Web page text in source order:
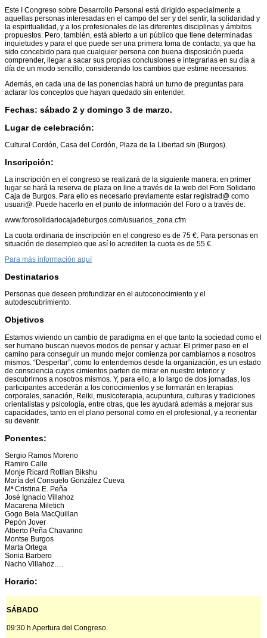
Este I Congreso sobre Desarrollo Personal está dirigido especialmente a
aquellas personas interesadas en el campo del ser y del sentir, la solidaridad y
la espiritualidad, y a los profesionales de las diferentes disciplinas y ámbitos
propuestos. Pero, también, está abierto a un público que tiene determinadas
inquietudes y para el que puede ser una primera toma de contacto, ya que ha
sido concebido para que cualquier persona con buena disposición pueda
comprender, llegar a sacar sus propias conclusiones e integrarlas en su día a
día de un modo sencillo, considerando los cambios que estime necesarios.
Además, en cada una de las ponencias habrá un turno de preguntas para
aclarar los conceptos que hayan quedado sin entender.
Fechas: sábado 2 y domingo 3 de marzo.
Lugar de celebración:
Cultural Cordón, Casa del Cordón, Plaza de la Libertad s/n (Burgos).
Inscripción:
La inscripción en el congreso se realizará de la siguiente manera: en primer
lugar se hará la reserva de plaza on line a través de la web del Foro Solidario
Caja de Burgos. Para ello es necesario previamente estar registrad@ como
usuari@. Puede hacerlo en el punto de información del Foro o a través de:
www.forosolidariocajadeburgos.com/usuarios_zona.cfm
La cuota ordinaria de inscripción en el congreso es de 75 €. Para personas en
situación de desempleo que así lo acrediten la cuota es de 55 €.
Para más información aquí
Destinatarios
Personas que deseen profundizar en el autoconocimiento y el
autodescubrimiento.
Objetivos
Estamos viviendo un cambio de paradigma en el que tanto la sociedad como el
ser humano buscan nuevos modos de pensar y actuar. El primer paso en el
camino para conseguir un mundo mejor comienza por cambiarnos a nosotros
mismos. “Despertar”, como lo entendemos desde la organización, es un estado
de consciencia cuyos cimientos parten de mirar en nuestro interior y
descubrirnos a nosotros mismos. Y, para ello, a lo largo de dos jornadas, los
participantes accederán a los conocimientos y se formarán en terapias
corporales, sanación, Reiki, musicoterapia, acupuntura, culturas y tradiciones
orientalistas y psicología, entre otras, que les ayudará además a mejorar sus
capacidades, tanto en el plano personal como en el profesional, y a reorientar
su devenir.
Ponentes:
Sergio Ramos Moreno
Ramiro Calle
Monje Ricard Rotllan Bikshu
María del Consuelo González Cueva
Mª Cristina E. Peña
José Ignacio Villahoz
Macarena Miletich
Gogo Bela MacQuillan
Pepón Jover
Alberto Peña Chavarino
Montse Burgos
Marta Ortega
Sonia Barbero
Nacho Villahoz….
Horario:
SÁBADO
09:30 h Apertura del Congreso.